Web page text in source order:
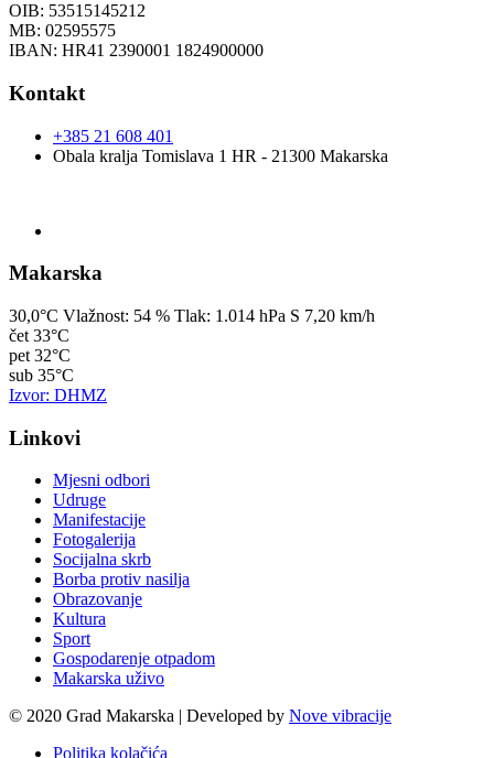
OIB: 53515145212
MB: 02595575
IBAN: HR41 2390001 1824900000
Kontakt
+385 21 608 401
Obala kralja Tomislava 1 HR - 21300 Makarska
Makarska
30,0°C Vlažnost: 54 % Tlak: 1.014 hPa S 7,20 km/h
čet 33°C
pet 32°C
sub 35°C
Izvor: DHMZ
Linkovi
Mjesni odbori
Udruge
Manifestacije
Fotogalerija
Socijalna skrb
Borba protiv nasilja
Obrazovanje
Kultura
Sport
Gospodarenje otpadom
Makarska uživo
© 2020 Grad Makarska | Developed by Nove vibracije
Politika kolačića